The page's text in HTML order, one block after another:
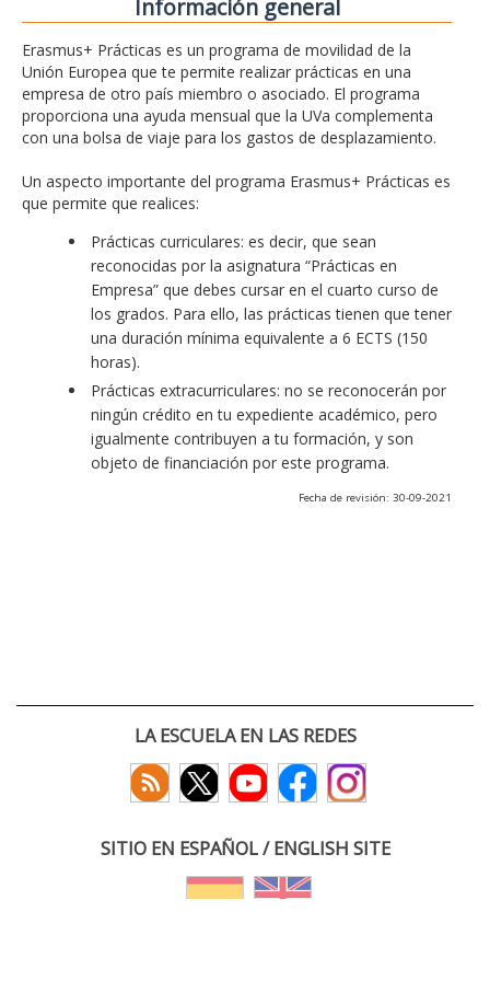
Información general
Erasmus+ Prácticas es un programa de movilidad de la
Unión Europea que te permite realizar prácticas en una
empresa de otro país miembro o asociado. El programa
proporciona una ayuda mensual que la UVa complementa
con una bolsa de viaje para los gastos de desplazamiento.
Un aspecto importante del programa Erasmus+ Prácticas es
que permite que realices:
Prácticas curriculares: es decir, que sean
reconocidas por la asignatura “Prácticas en
Empresa” que debes cursar en el cuarto curso de
los grados. Para ello, las prácticas tienen que tener
una duración mínima equivalente a 6 ECTS (150
horas).
Prácticas extracurriculares: no se reconocerán por
ningún crédito en tu expediente académico, pero
igualmente contribuyen a tu formación, y son
objeto de financiación por este programa.
Fecha de revisión: 30-09-2021
LA ESCUELA EN LAS REDES
SITIO EN ESPAÑOL / ENGLISH SITE